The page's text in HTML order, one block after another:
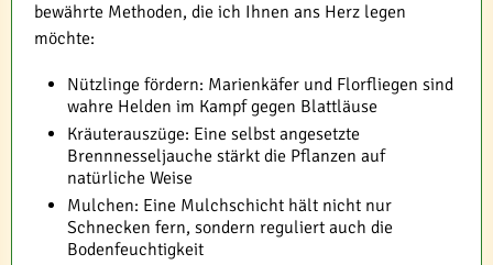
bewährte Methoden, die ich Ihnen ans Herz legen
möchte:
Nützlinge fördern: Marienkäfer und Florfliegen sind
wahre Helden im Kampf gegen Blattläuse
Kräuterauszüge: Eine selbst angesetzte
Brennnesseljauche stärkt die Pflanzen auf
natürliche Weise
Mulchen: Eine Mulchschicht hält nicht nur
Schnecken fern, sondern reguliert auch die
Bodenfeuchtigkeit